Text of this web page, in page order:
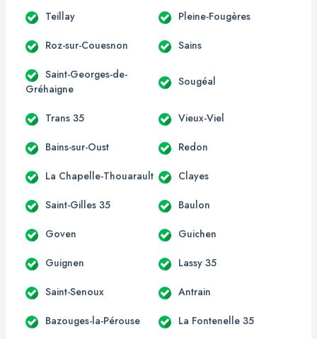
Teillay Pleine-Fougères
Roz-sur-Couesnon Sains
Saint-Georges-de-
Gréhaigne
Sougéal
Trans 35 Vieux-Viel
Bains-sur-Oust Redon
La Chapelle-Thouarault Clayes
Saint-Gilles 35 Baulon
Goven Guichen
Guignen Lassy 35
Saint-Senoux Antrain
Bazouges-la-Pérouse La Fontenelle 35